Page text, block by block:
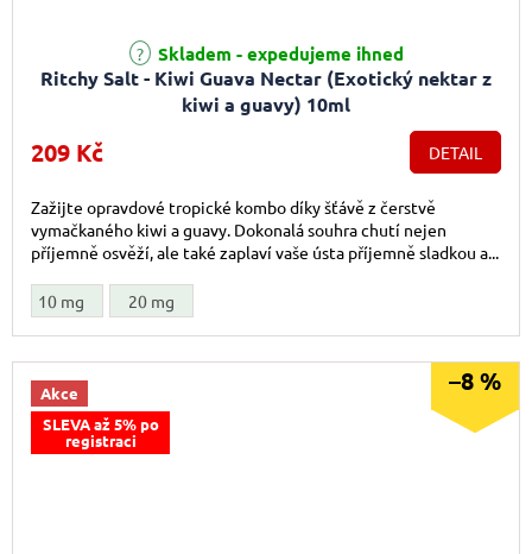
Ritchy Salt - Kiwi Guava Nectar (Exotický nektar z
kiwi a guavy) 10ml
Průměrné hodnocení produktu je 5,0 z 5 hvězdiček.
Skladem - expedujeme ihned
209 Kč DETAIL
Zažijte opravdové tropické kombo díky šťávě z čerstvě
vymačkaného kiwi a guavy. Dokonalá souhra chutí nejen
příjemně osvěží, ale také zaplaví vaše ústa příjemně sladkou a...
10 mg 20 mg
Akce
SLEVA až 5% po
registraci
–8 %